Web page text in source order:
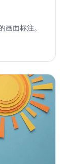
画面标注。